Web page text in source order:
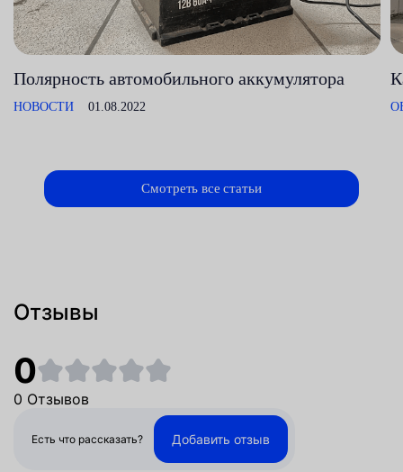
Полярность автомобильного аккумулятора
НОВОСТИ 01.08.2022
Смотреть все статьи
Отзывы
0
0 Отзывов
Есть что рассказать? Добавить отзыв